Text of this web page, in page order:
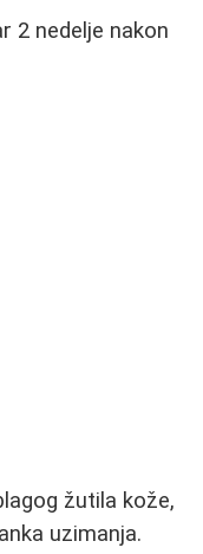
2 nedelje nakon
žutila kože,
uzimanja.